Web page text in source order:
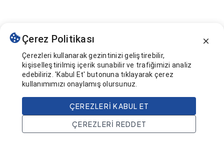
Ana Sayfa Ara Projeler Hesap
Çerez Politikası
Çerezleri kullanarak gezintinizi geliştirebilir,
kişiselleştirilmiş içerik sunabilir ve trafiğimizi analiz
edebiliriz. 'Kabul Et' butonuna tıklayarak çerez
kullanımımızı onaylamış olursunuz.
ÇEREZLERI KABUL ET
ÇEREZLERI REDDET